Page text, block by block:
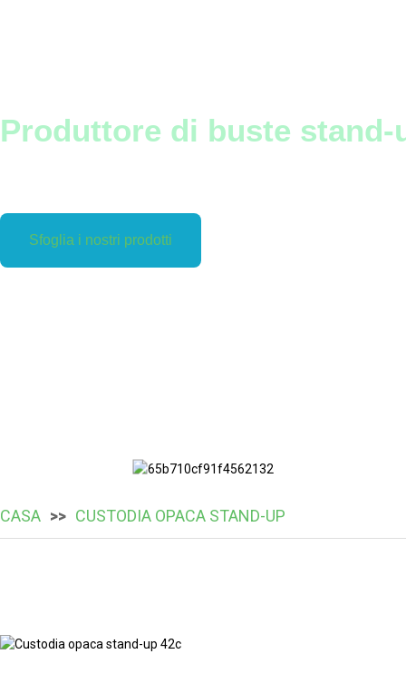
Produttore di buste stand-
Sfoglia i nostri prodotti
CASA CUSTODIA OPACA STAND-UP